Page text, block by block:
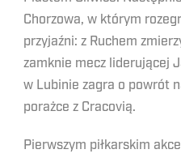
Chorzowa, w którym
przyjaźni: z Ruchem
zamknie mecz liderującej
w Lubinie zagra o powrót
porażce z Cracovią.
Pierwszym piłkarskim